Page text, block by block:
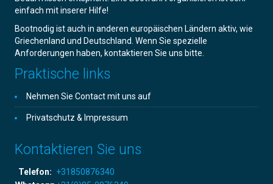
einfach mit inserer Hilfe!
Bootnodig ist auch in anderen europäischen Ländern aktiv, wie
Griechenland und Deutschland. Wenn Sie spezielle
Anforderungen haben, kontaktieren Sie uns bitte.
Praktische links
Nehmen Sie Contact mit uns auf
Privatschutz & Impressum
Kontaktieren Sie uns
Telefon: +31850876340